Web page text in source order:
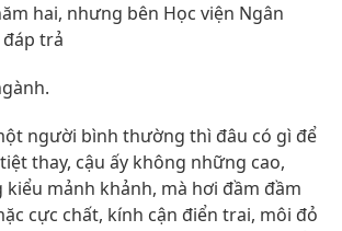
hai, nhưng bên Học viện Ngân
trả
người bình thường thì đâu có gì để
thay, cậu ấy không những cao,
kiểu mảnh khảnh, mà hơi đầm đầm
cực chất, kính cận điển trai, môi đỏ